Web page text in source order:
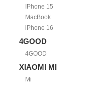
IPhone 15
MacBook
iPhone 16
4GOOD
4GOOD
XIAOMI MI
Mi